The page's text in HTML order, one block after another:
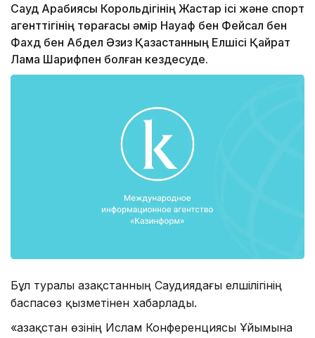
Сауд Арабиясы Корольдігінің Жастар ісі және спорт
агенттігінің төрағасы әмір Науаф бен Фейсал бен
Фахд бен Абдел Әзиз Қазақстанның Елшісі Қайрат
Лама Шарифпен болған кездесуде.
Бұл туралы Қазақстанның Саудиядағы елшілігінің
баспасөз қызметінен хабарлады.
«Қазақстан өзінің Ислам Конференциясы Ұйымына